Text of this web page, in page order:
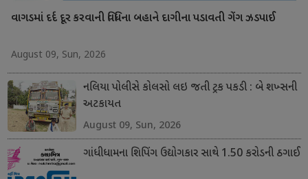
વાગડમાં દર્દ દૂર કરવાની વિધિના બહાને દાગીના પડાવતી ગેંગ ઝડપાઈ
August 09, Sun, 2026
નલિયા પોલીસે કોલસો લઇ જતી ટ્રક પકડી : બે શખ્સની
અટકાયત
August 09, Sun, 2026
ગાંધીધામના શિપિંગ ઉદ્યોગકાર સાથે 1.50 કરોડની ઠગાઈ